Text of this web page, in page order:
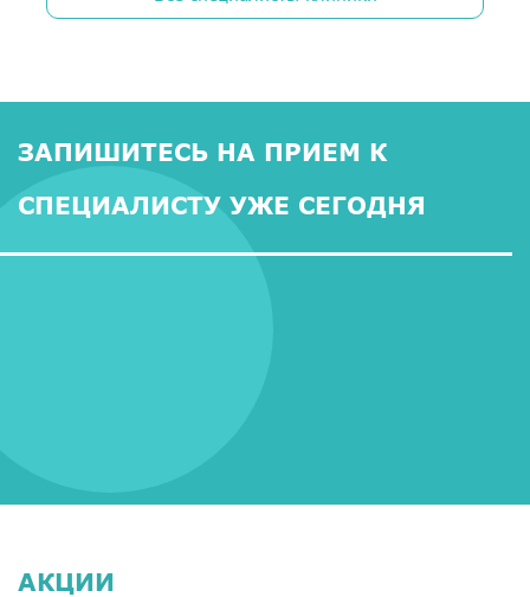
ЗАПИШИТЕСЬ НА ПРИЕМ К
СПЕЦИАЛИСТУ УЖЕ СЕГОДНЯ
АКЦИИ